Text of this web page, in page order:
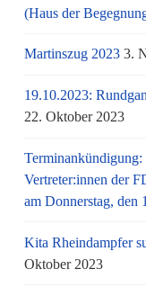
(Haus der
Martinszug 2023 3.
19.10.2023:
22. Oktober 2023
Vertreter:innen der
am Donnerstag, den
Kita Rheindampfer
Oktober 2023